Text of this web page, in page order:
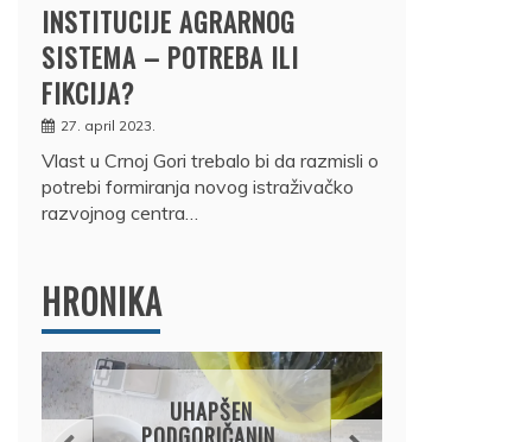
INSTITUCIJE AGRARNOG
SISTEMA – POTREBA ILI
FIKCIJA?
27. april 2023.
Vlast u Crnoj Gori trebalo bi da razmisli o
potrebi formiranja novog istraživačko
razvojnog centra…
HRONIKA
UHAPŠEN